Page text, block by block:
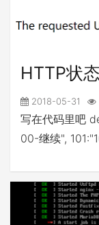
HTTP状
2018-05-31
写在代码里吧
00-继续",